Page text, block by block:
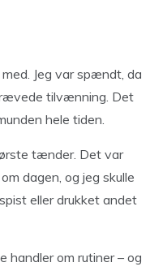
Jeg var spændt, da
tilvænning. Det
hele tiden.
tænder. Det var
dagen, og jeg skulle
eller drukket andet
om rutiner – og